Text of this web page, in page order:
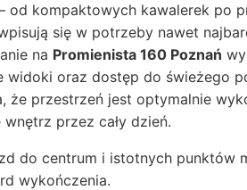
od kompaktowych kawalerek po
się w potrzeby nawet
na Promienista 160 Poznań
widoki oraz dostęp do świeżego
że przestrzeń jest optymalnie
przez cały dzień.
do centrum i istotnych punktów
wykończenia.